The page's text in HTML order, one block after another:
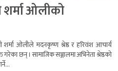
ओलीको
ओलीले मदनकृष्ण श्रेष्ठ र हरिवंश आचार्य
गरेका छन् । सामाजिक सञ्जालमा अभिनेता श्रेष्ठको